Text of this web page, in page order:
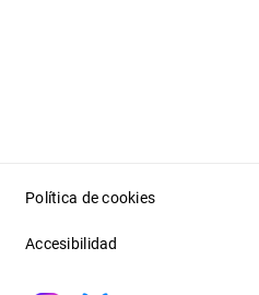
Política de cookies
Accesibilidad